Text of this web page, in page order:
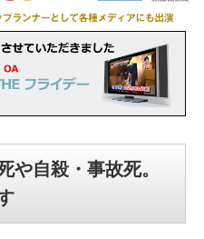
や自殺・事故死。